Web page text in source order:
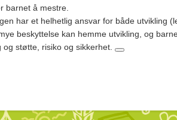
barnet å mestre.
har et helhetlig ansvar for både utvikling
beskyttelse kan hemme utvikling, og
støtte, risiko og sikkerhet.